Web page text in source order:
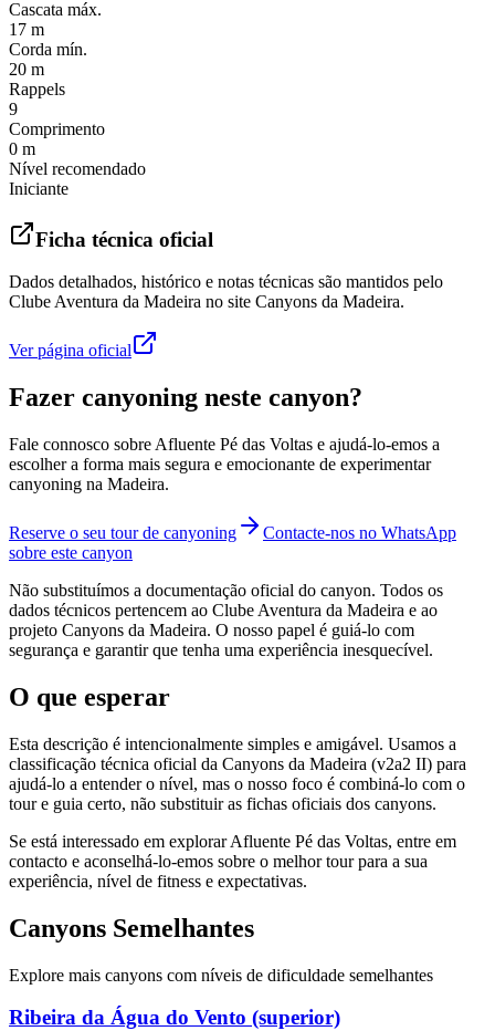
Cascata máx.
17 m
Corda mín.
20 m
Rappels
9
Comprimento
0 m
Nível recomendado
Iniciante
Ficha técnica oficial
Dados detalhados, histórico e notas técnicas são mantidos pelo
Clube Aventura da Madeira no site Canyons da Madeira.
Ver página oficial
Fazer canyoning neste canyon?
Fale connosco sobre Afluente Pé das Voltas e ajudá-lo-emos a
escolher a forma mais segura e emocionante de experimentar
canyoning na Madeira.
Reserve o seu tour de canyoning
Contacte-nos no WhatsApp
sobre este canyon
Não substituímos a documentação oficial do canyon. Todos os
dados técnicos pertencem ao Clube Aventura da Madeira e ao
projeto Canyons da Madeira. O nosso papel é guiá-lo com
segurança e garantir que tenha uma experiência inesquecível.
O que esperar
Esta descrição é intencionalmente simples e amigável. Usamos a
classificação técnica oficial da Canyons da Madeira (v2a2 II) para
ajudá-lo a entender o nível, mas o nosso foco é combiná-lo com o
tour e guia certo, não substituir as fichas oficiais dos canyons.
Se está interessado em explorar Afluente Pé das Voltas, entre em
contacto e aconselhá-lo-emos sobre o melhor tour para a sua
experiência, nível de fitness e expectativas.
Canyons Semelhantes
Explore mais canyons com níveis de dificuldade semelhantes
Ribeira da Água do Vento (superior)